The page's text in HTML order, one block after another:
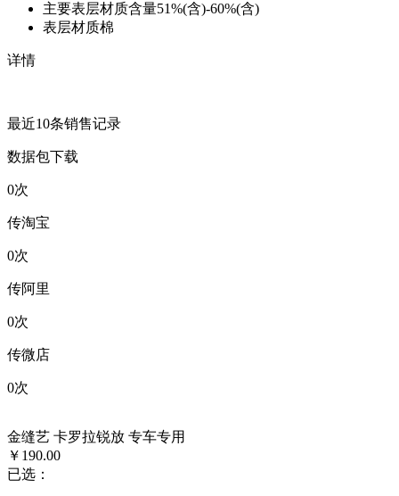
主要表层材质含量51%(含)-60%(含)
表层材质棉
详情
最近10条销售记录
数据包下载
0次
传淘宝
0次
传阿里
0次
传微店
0次
金缝艺 卡罗拉锐放 专车专用
￥190.00
已选：